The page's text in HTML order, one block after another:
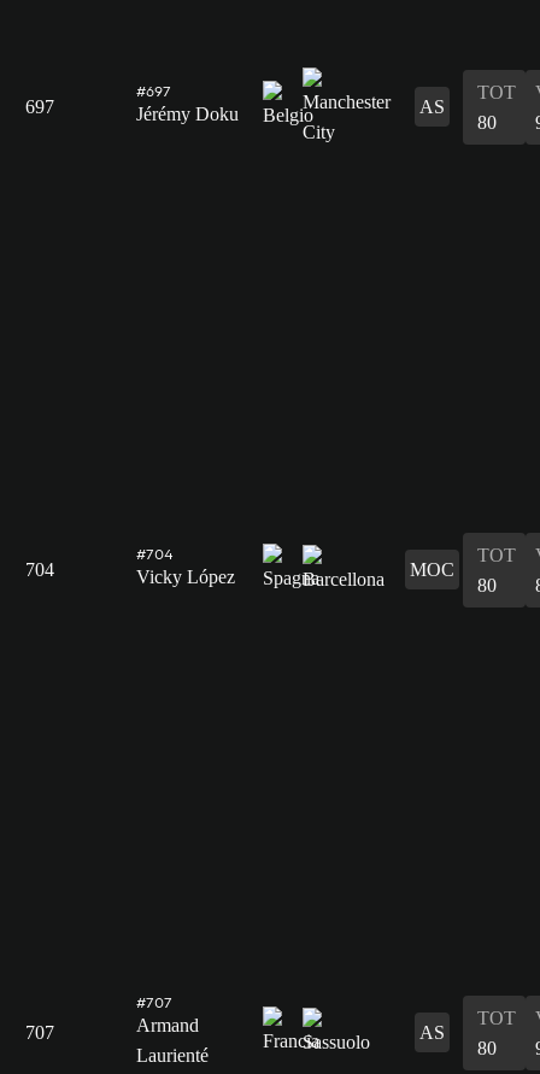
697
#697
Jérémy Doku AS
TOT
80
704
#704
Vicky López MOC
TOT
80
707
#707
Armand
Laurienté
AS
TOT
80